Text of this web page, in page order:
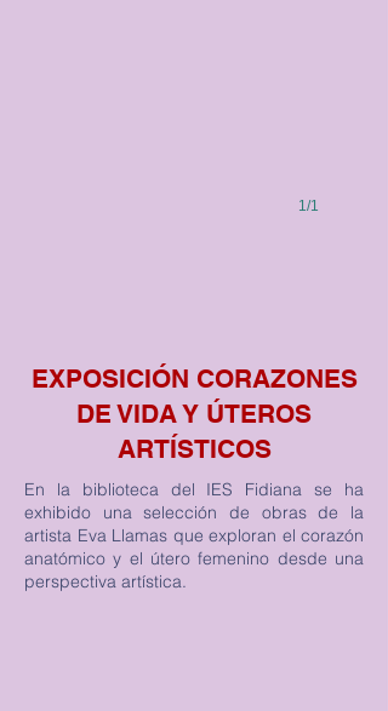
1/1
EXPOSICIÓN CORAZONES
DE VIDA Y ÚTEROS
ARTÍSTICOS
En la biblioteca del IES Fidiana se ha
exhibido una selección de obras de la
artista Eva Llamas que exploran el corazón
anatómico y el útero femenino desde una
perspectiva artística.